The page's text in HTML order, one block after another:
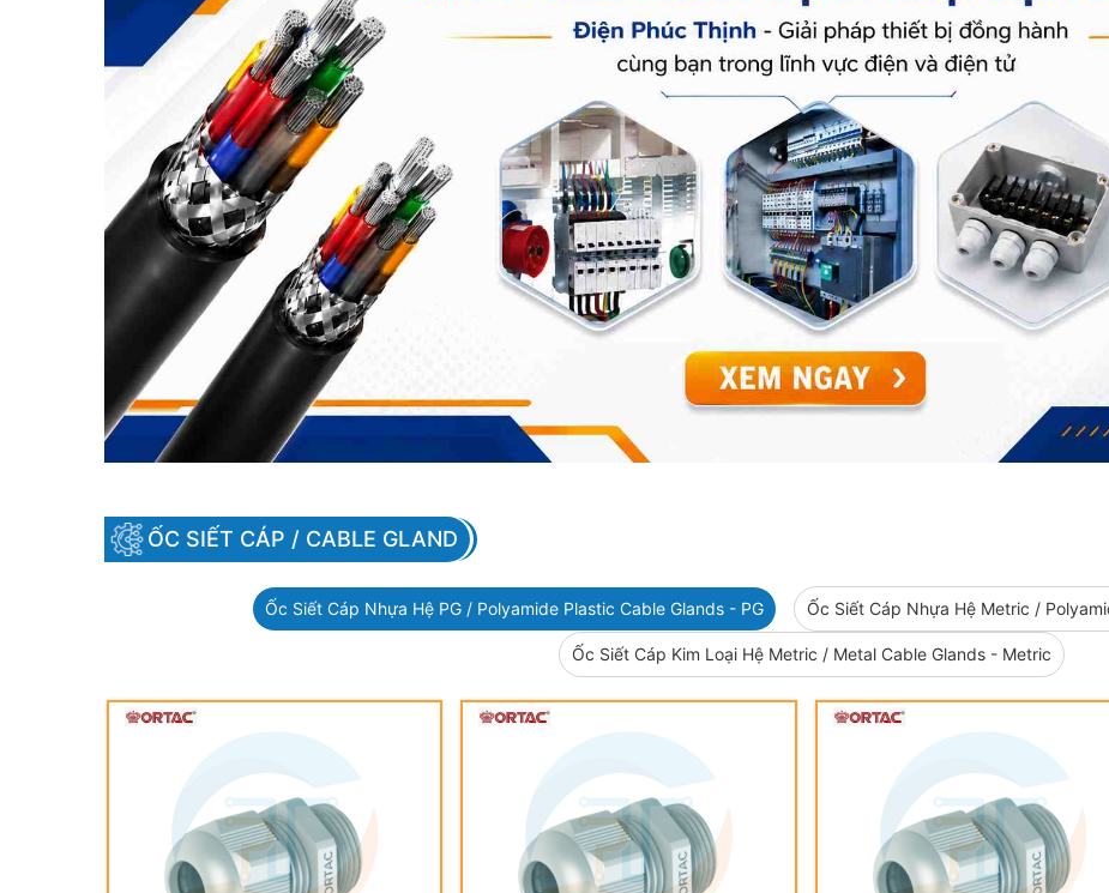
ỐC SIẾT CÁP / CABLE GLAND
Ốc Siết Cáp Nhựa Hệ PG / Polyamide Plastic Cable Glands - PG Ốc Siết Cáp Nhựa Hệ Metric /
Ốc Siết Cáp Kim Loại Hệ Metric / Metal Cable Glands - Metric